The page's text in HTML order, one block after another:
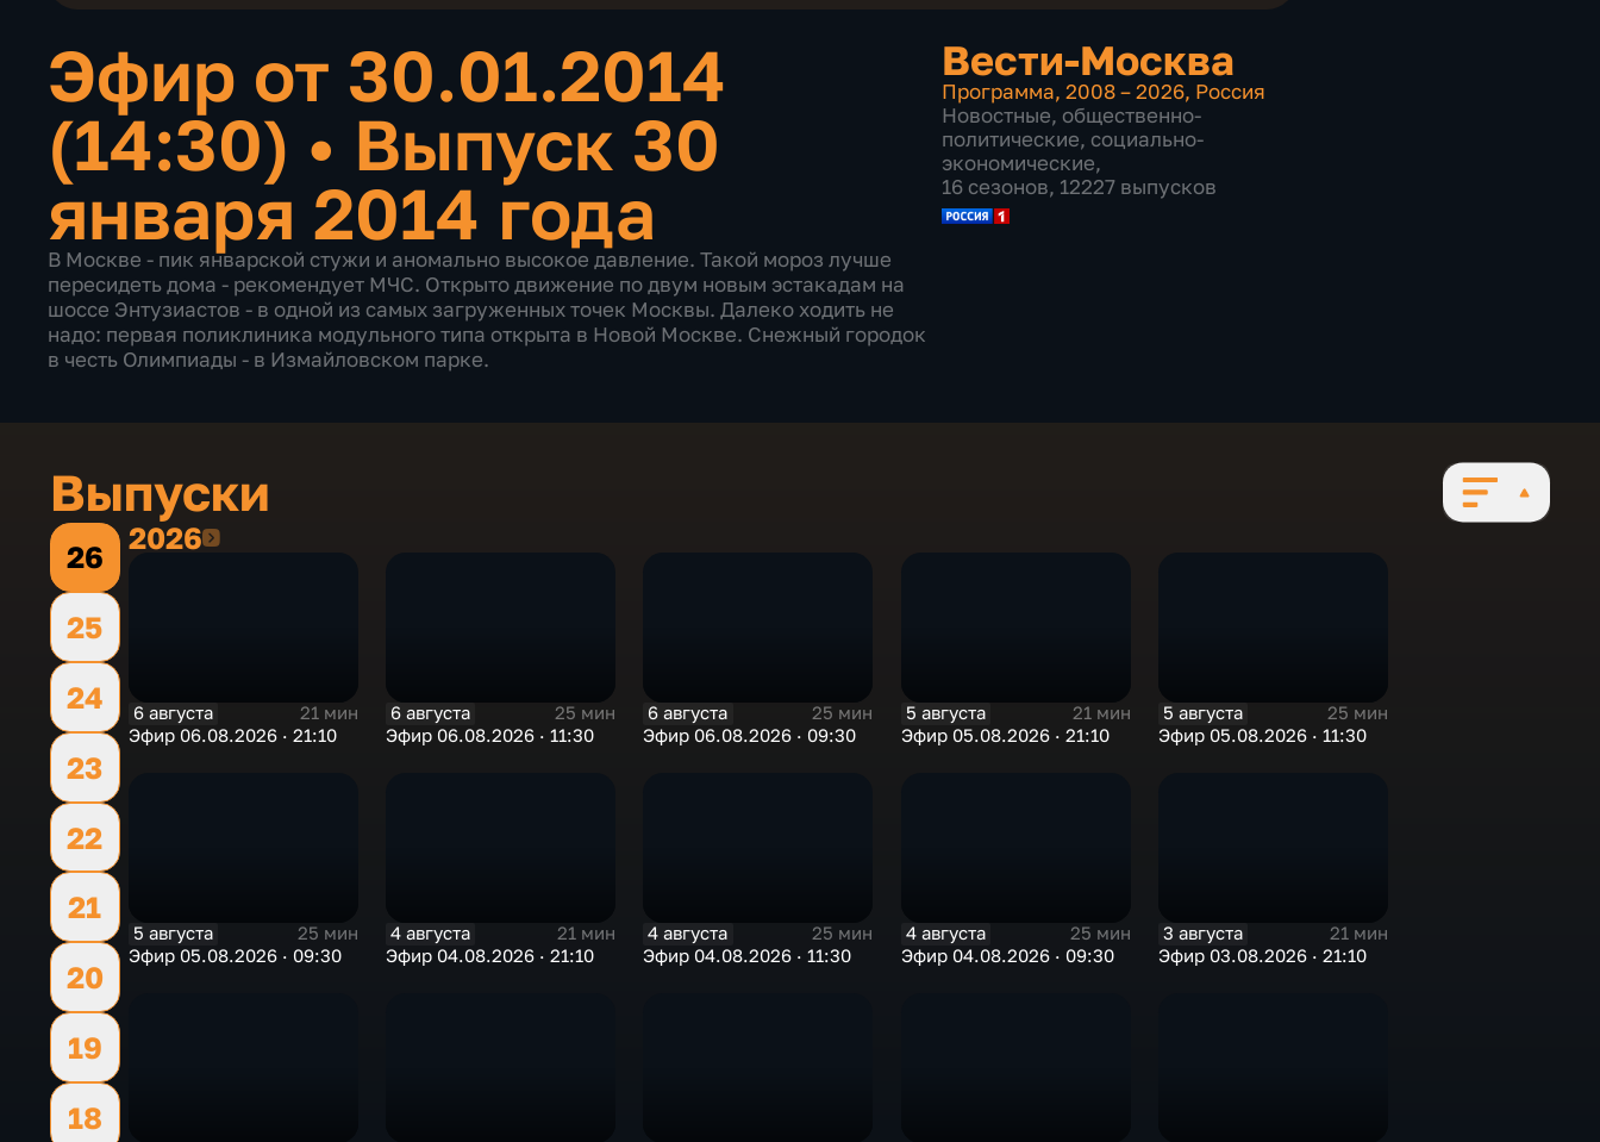
Эфир от 30.01.2014
(14:30) • Выпуск 30
января 2014 года
В Москве - пик январской стужи и аномально высокое давление. Такой мороз лучше
пересидеть дома - рекомендует МЧС. Открыто движение по двум новым эстакадам на
шоссе Энтузиастов - в одной из самых загруженных точек Москвы. Далеко ходить не
надо: первая поликлиника модульного типа открыта в Новой Москве. Снежный городок
в честь Олимпиады - в Измайловском парке.
Вести-Москва
Программа, 2008 – 2026, Россия
Новостные, общественно-
политические, социально-
экономические,
16 сезонов, 12227 выпусков
Выпуски
26
25
24
23
22
21
20
19
18
20262026
6 августа
21 мин
Эфир 06.08.2026 · 21:10
6 августа
25 мин
Эфир 06.08.2026 · 11:30
6 августа
25 мин
Эфир 06.08.2026 · 09:30
5 августа
21 мин
Эфир 05.08.2026 · 21:10
5 августа
25 мин
Эфир 05.08.2026 · 11:30
5 августа
25 мин
Эфир 05.08.2026 · 09:30
4 августа
21 мин
Эфир 04.08.2026 · 21:10
4 августа
25 мин
Эфир 04.08.2026 · 11:30
4 августа
25 мин
Эфир 04.08.2026 · 09:30
3 августа
21 мин
Эфир 03.08.2026 · 21:10